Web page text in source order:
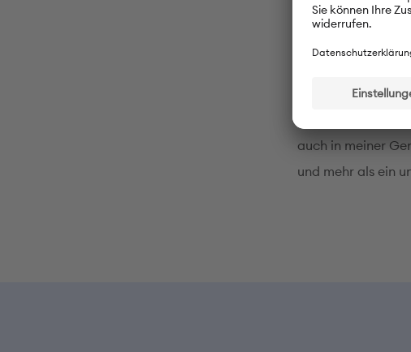
Umstände, aber
auch in meiner
und mehr als ein